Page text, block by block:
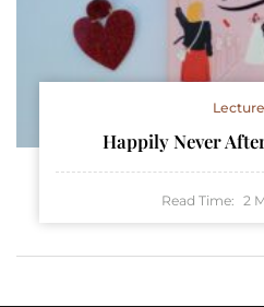
Happily Never
Read Time: 2